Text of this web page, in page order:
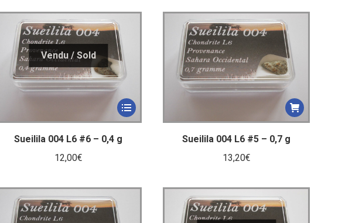
plus
récent
au
plus
ancien
Sueilila 004 L6 #6 – 0,4 g
12,00€
Sueilila 004 L6 #5 – 0,7 g
13,20€